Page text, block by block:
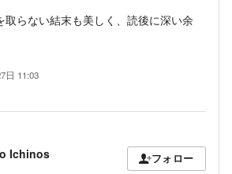
取らない結末も美しく、読後に深い余
日 11:03
Ichinos フォロー